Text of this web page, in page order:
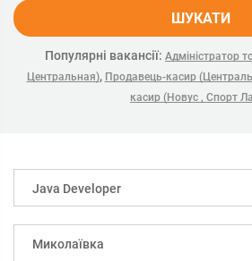
ШУКАТИ
Популярні вакансії: Адміністратор
Центральная), Продавець-касир
касир (Новус , Спорт
Java Developer
Миколаївка